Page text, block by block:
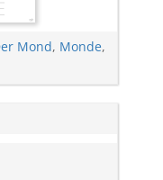
Mond, Monde,